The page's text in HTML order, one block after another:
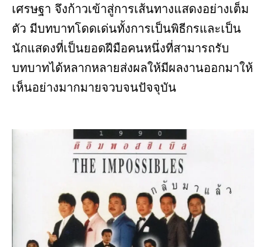
เศรษฐา จึงก้าวเข้าสู่การเส้นทางแสดงอย่างเต็ม
ตัว มีบทบาทโดดเด่นทั้งการเป็นพิธีกรและเป็น
นักแสดงที่เป็นยอดฝีมือคนหนึ่งที่สามารถรับ
บทบาทได้หลากหลายส่งผลให้มีผลงานออกมาให้
เห็นอย่างมากมายจวบจนปัจจุบัน